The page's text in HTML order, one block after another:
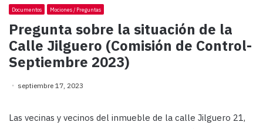
Documentos Mociones / Preguntas
Pregunta sobre la situación de la
Calle Jilguero (Comisión de Control-
Septiembre 2023)
septiembre 17, 2023
Las vecinas y vecinos del inmueble de la calle Jilguero 21,